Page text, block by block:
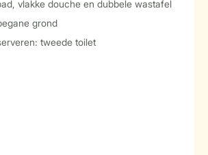
vlakke douche en dubbele wastafel
grond
tweede toilet